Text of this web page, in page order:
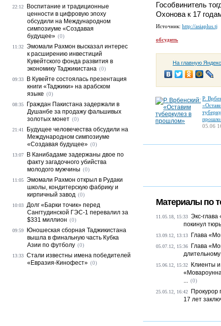
Гособвинитель
Охонова к 17
Источник: http://asiaplus.tj
обсудить
На главную
Р.
05.06
Материалы по
11.05.18, 15:33 Экс-
покинул
13.09.12, 13:13 Глава
05.07.12, 15:36
Глава
длительному
15.06.12, 15:32
Клиенты
... (0)
25.05.12, 16:42
Прокурор
17 лет
22:12
Воспитание и традиционные
ценности в цифровую эпоху
обсудили на Международном
симпозиуме «Создавая
будущее» (0)
11:32 Эмомали Рахмон высказал интерес
к расширению инвестиций
Кувейтского фонда развития в
экономику Таджикистана (0)
09:33
В Кувейте состоялась презентация
книги «Таджики» на арабском
языке (0)
08:35
Граждан Пакистана задержали в
Душанбе за продажу фальшивых
золотых монет (0)
21:41
Будущее человечества обсудили на
Международном симпозиуме
«Создавая будущее» (0)
13:07
В Канибадаме задержаны двое по
факту загадочного убийства
молодого мужчины (0)
11:05 Эмомали Рахмон открыл в Рудаки
школы, кондитерскую фабрику и
кирпичный завод (0)
10:03 Долг «Барки точик» перед
Сангтудинской ГЭС-1 перевалил за
$331 миллион (0)
09:59
Юношеская сборная Таджикистана
вышла в финальную часть Кубка
Азии по футболу (0)
13:33 Стали известны имена победителей
«Евразия-Кинофест» (0)